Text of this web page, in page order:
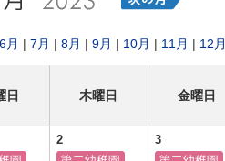
6月 | 7月 | 8月 | 9月 | 10月 | 11月 | 12月
日 木曜日 金曜日
2 3